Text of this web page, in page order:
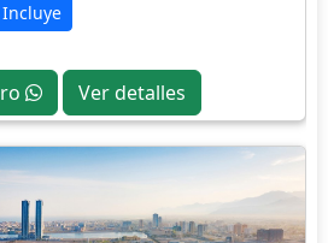
Incluye
Ver detalles